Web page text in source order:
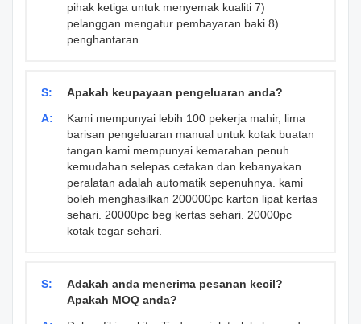
pihak ketiga untuk menyemak kualiti 7)
pelanggan mengatur pembayaran baki 8)
penghantaran
S:
Apakah keupayaan pengeluaran anda?
A:
Kami mempunyai lebih 100 pekerja mahir, lima
barisan pengeluaran manual untuk kotak buatan
tangan kami mempunyai kemarahan penuh
kemudahan selepas cetakan dan kebanyakan
peralatan adalah automatik sepenuhnya. kami
boleh menghasilkan 200000pc karton lipat kertas
sehari. 20000pc beg kertas sehari. 20000pc
kotak tegar sehari.
S:
Adakah anda menerima pesanan kecil?
Apakah MOQ anda?